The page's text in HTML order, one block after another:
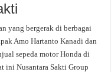
yang bergerak di berbagai
Amo Hartanto Kanadi dan
sepeda motor Honda di
ini Nusantara Sakti Group